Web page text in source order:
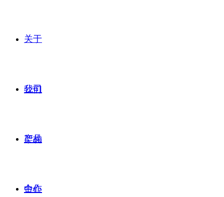
关于
我们
公司
架构
产品
中心
合作